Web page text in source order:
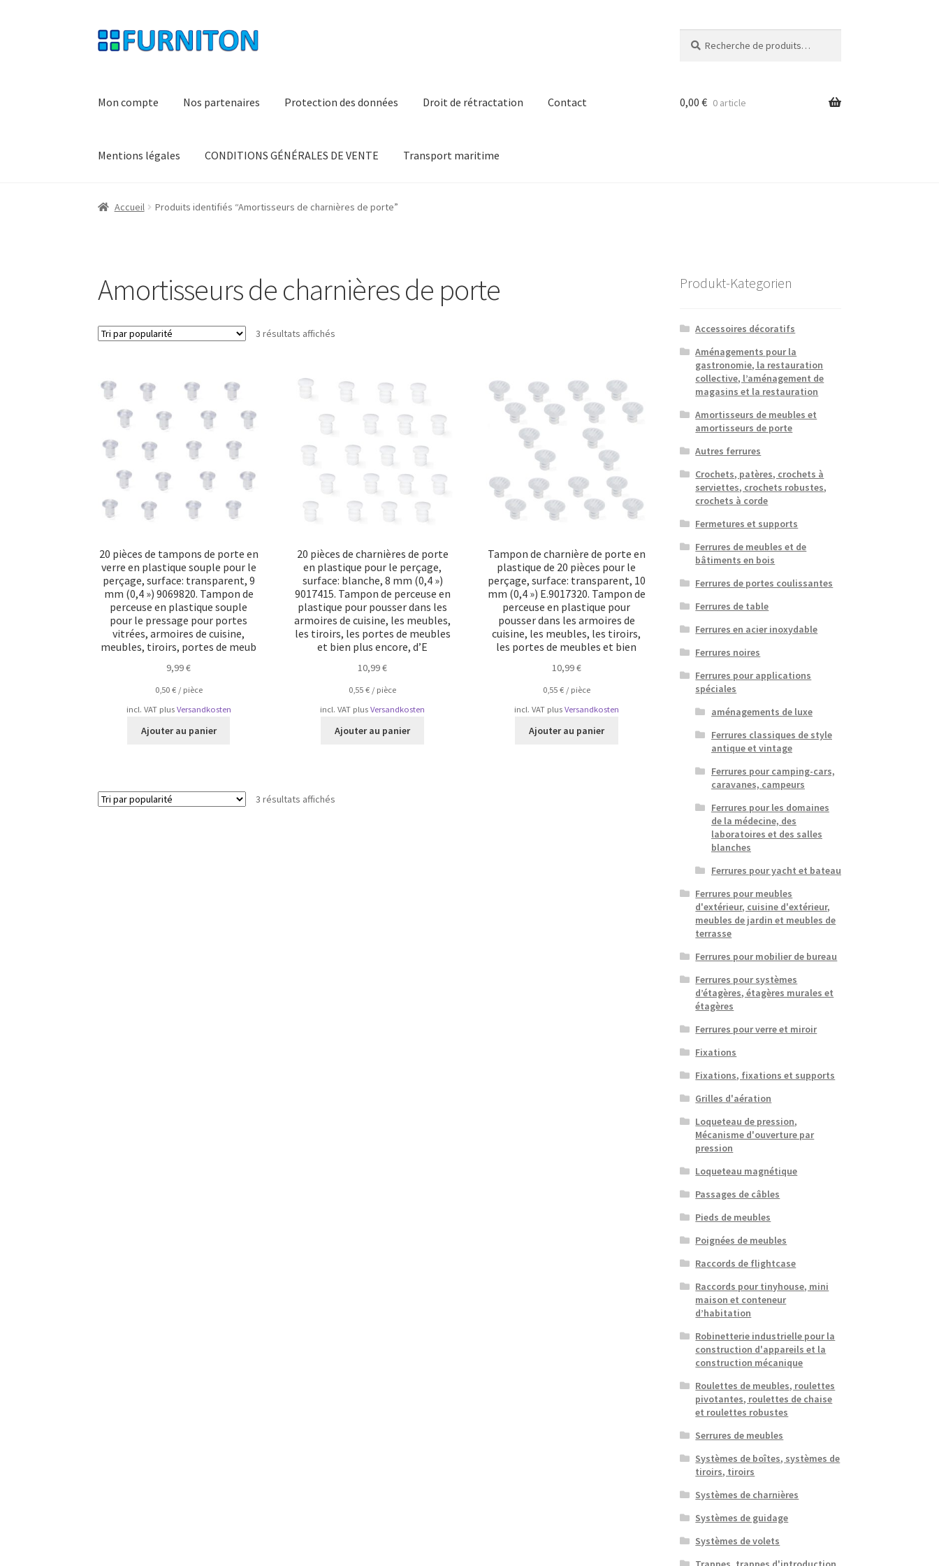
Aller
à
Aller
au
pour :
Mon compte Nos partenaires Protection des données Droit de rétractation Contact
Mentions légales CONDITIONS GÉNÉRALES DE VENTE Transport maritime
0,00 € 0 article
Accueil Produits identifiés “Amortisseurs de charnières de porte”
Amortisseurs de charnières de porte
3 résultats affichés
20 pièces de tampons de porte en
verre en plastique souple pour le
perçage, surface: transparent, 9
mm (0,4 ») 9069820. Tampon de
perceuse en plastique souple
pour le pressage pour portes
vitrées, armoires de cuisine,
meubles, tiroirs, portes de meub
9,99€
0,50 €/ pièce
incl. VAT plus Versandkosten
Ajouter au panier
20 pièces de charnières de porte
en plastique pour le perçage,
surface: blanche, 8 mm (0,4 »)
9017415. Tampon de perceuse en
plastique pour pousser dans les
armoires de cuisine, les meubles,
les tiroirs, les portes de meubles
et bien plus encore, d’E
10,99€
0,55€ / pièce
incl. VAT plusVersandkosten
Ajouter au panier
Tampon de charnière de porte en
plastique de 20 pièces pour le
perçage, surface: transparent, 10
mm (0,4 ») E.9017320. Tampon de
perceuse en plastique pour
pousser dans les armoires de
cuisine, les meubles, les tiroirs,
les portes de meubles et bien
10,99€
0,55 €/ pièce
incl. VAT plus Versandkosten
Ajouter au panier
3 résultats affichés
Produkt-Kategorien
Accessoires décoratifs
Aménagements pour la
gastronomie, la restauration
collective, l’aménagement de
magasins et la restauration
Amortisseurs de meubles et
amortisseurs de porte
Autres ferrures
Crochets, patères, crochets à
serviettes, crochets robustes,
crochets à corde
Fermetures et supports
Ferrures de meubles et de
bâtiments en bois
Ferrures de portes coulissantes
Ferrures de table
Ferrures en acier inoxydable
Ferrures noires
Ferrures pour applications
spéciales
aménagements de luxe
Ferrures classiques de style
antique et vintage
Ferrures pour camping-cars,
caravanes, campeurs
Ferrures pour les domaines
de la médecine, des
laboratoires et des salles
blanches
Ferrures pour yacht et bateau
Ferrures pour meubles
d'extérieur, cuisine d'extérieur,
meubles de jardin et meubles de
terrasse
Ferrures pour mobilier de bureau
Ferrures pour systèmes
d’étagères, étagères murales et
étagères
Ferrures pour verre et miroir
Fixations
Fixations, fixations et supports
Grilles d'aération
Loqueteau de pression,
Mécanisme d'ouverture par
pression
Loqueteau magnétique
Passages de câbles
Pieds de meubles
Poignées de meubles
Raccords de flightcase
Raccords pour tinyhouse, mini
maison et conteneur
d’habitation
Robinetterie industrielle pour la
construction d'appareils et la
construction mécanique
Roulettes de meubles, roulettes
pivotantes, roulettes de chaise
et roulettes robustes
Serrures de meubles
Systèmes de boîtes, systèmes de
tiroirs, tiroirs
Systèmes de charnières
Systèmes de guidage
Systèmes de volets